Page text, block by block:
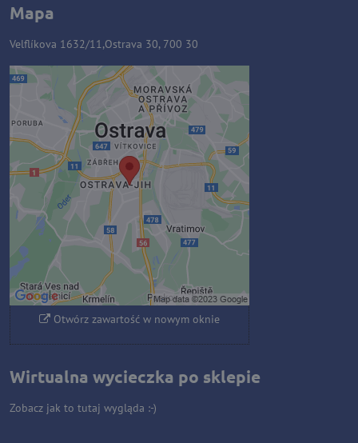
Mapa
Velflíkova 1632/11,Ostrava 30, 700 30
Zawartość zewnętrzna jest
blokowana przez opcje
prywatności
Czy chcesz załadować zawartość
zewnętrzną?
Zezwól raz
Zezwalaj zawsze - zgadzam się z
typem pliku cookie: Funkcjonalny
Otwórz zawartość w nowym oknie
Wirtualna wycieczka po sklepie
Zobacz jak to tutaj wygląda :-)